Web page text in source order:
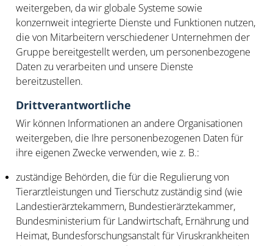
weitergeben, da wir globale Systeme sowie
konzernweit integrierte Dienste und Funktionen nutzen,
die von Mitarbeitern verschiedener Unternehmen der
Gruppe bereitgestellt werden, um personenbezogene
Daten zu verarbeiten und unsere Dienste
bereitzustellen.
Drittverantwortliche
Wir können Informationen an andere Organisationen
weitergeben, die Ihre personenbezogenen Daten für
ihre eigenen Zwecke verwenden, wie z. B.:
zuständige Behörden, die für die Regulierung von
Tierarztleistungen und Tierschutz zuständig sind (wie
Landestierärztekammern, Bundestierärztekammer,
Bundesministerium für Landwirtschaft, Ernährung und
Heimat, Bundesforschungsanstalt für Viruskrankheiten